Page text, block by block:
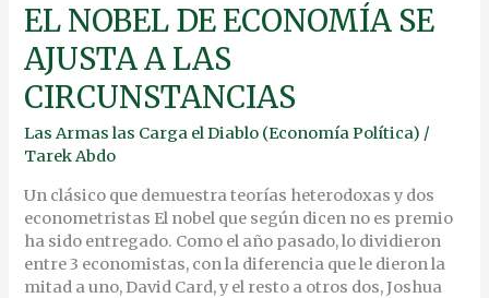
EL NOBEL DE ECONOMÍA SE
AJUSTA A LAS
CIRCUNSTANCIAS
Las Armas las Carga el Diablo (Economía Política) /
Tarek Abdo
Un clásico que demuestra teorías heterodoxas y dos
econometristas El nobel que según dicen no es premio
ha sido entregado. Como el año pasado, lo dividieron
entre 3 economistas, con la diferencia que le dieron la
mitad a uno, David Card, y el resto a otros dos, Joshua
EL
NOBEL
DE
ECONOMÍA
SE
AJUSTA
A
CIRCUNSTANCIAS